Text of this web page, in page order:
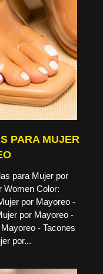
PARA MUJER
para Mujer por
Women Color:
por Mayoreo -
por Mayoreo -
- Tacones
por...